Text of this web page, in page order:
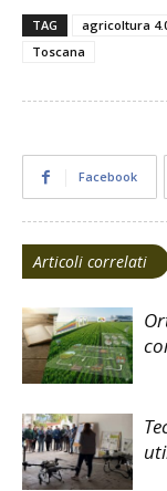
TAG agricoltura
Toscana
Facebook
Articoli correlati